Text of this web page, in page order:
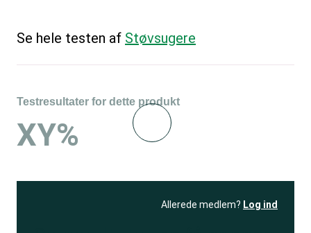
Se hele testen af Støvsugere
Testresultater for dette produkt
XY%
Allerede medlem? Log ind